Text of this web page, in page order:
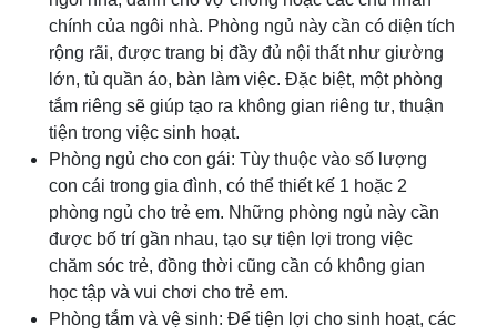
chính của ngôi nhà. Phòng ngủ này cần có diện tích
rộng rãi, được trang bị đầy đủ nội thất như giường
lớn, tủ quần áo, bàn làm việc. Đặc biệt, một phòng
tắm riêng sẽ giúp tạo ra không gian riêng tư, thuận
tiện trong việc sinh hoạt.
Phòng ngủ cho con gái: Tùy thuộc vào số lượng
con cái trong gia đình, có thể thiết kế 1 hoặc 2
phòng ngủ cho trẻ em. Những phòng ngủ này cần
được bố trí gần nhau, tạo sự tiện lợi trong việc
chăm sóc trẻ, đồng thời cũng cần có không gian
học tập và vui chơi cho trẻ em.
Phòng tắm và vệ sinh: Để tiện lợi cho sinh hoạt, các